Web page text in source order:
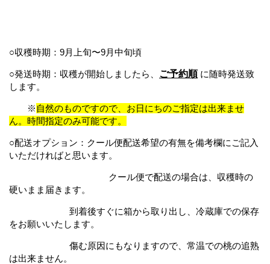
○収穫時期：9月上旬〜9月中旬頃
○発送時期：収穫が開始しましたら、 ご予約順 に随時発送致
します。
※ 自然のものですので、お日にちのご指定は出来ませ
ん。時間指定のみ可能です。
○配送オプション：クール便配送希望の有無を備考欄にご記入
いただければと思います。
クール便で配送の場合は、収穫時の
硬いまま届きます。
到着後すぐに箱から取り出し、冷蔵庫での保存
をお願いいたします。
傷む原因にもなりますので、常温での桃の追熟
は出来ません。